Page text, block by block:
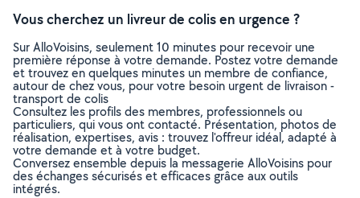
Vous cherchez un livreur de colis en urgence ?
Sur AlloVoisins, seulement 10 minutes pour recevoir une
première réponse à votre demande. Postez votre demande
et trouvez en quelques minutes un membre de confiance,
autour de chez vous, pour votre besoin urgent de livraison -
transport de colis
Consultez les profils des membres, professionnels ou
particuliers, qui vous ont contacté. Présentation, photos de
réalisation, expertises, avis : trouvez l'offreur idéal, adapté à
votre demande et à votre budget.
Conversez ensemble depuis la messagerie AlloVoisins pour
des échanges sécurisés et efficaces grâce aux outils
intégrés.